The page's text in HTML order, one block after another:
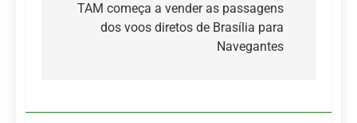
deTAM começa a vender as passagens
dos voos diretos de Brasília para
Navegantes